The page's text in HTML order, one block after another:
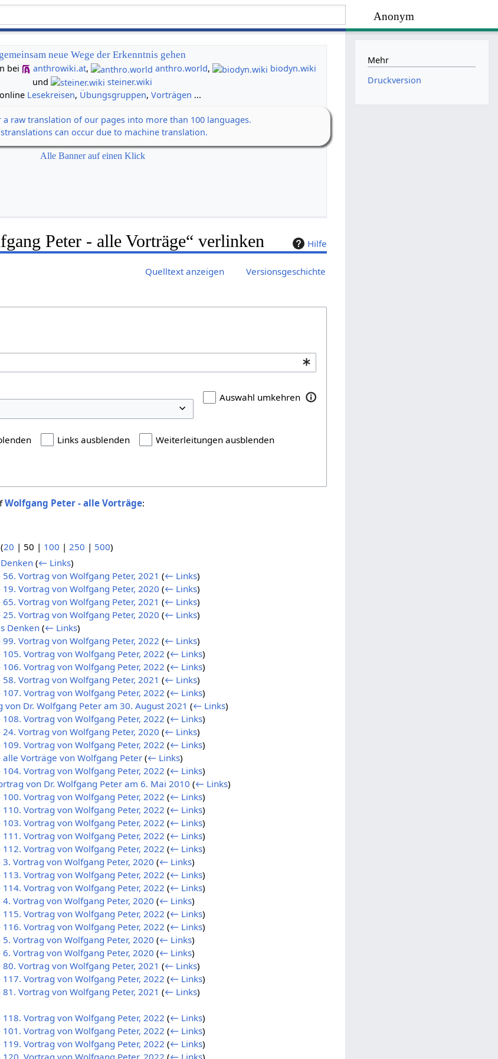
Anonym
gemeinsam neue Wege der Erkenntnis gehen
bei
anthrowiki.at, anthro.world,
biodyn.wiki
und
steiner.wiki
Lesekreisen, Übungsgruppen,Vorträgen ...
a raw translation of our pages into more than 100 languages.
can occur due to machine translation.
Alle Banner auf einen Klick
Hilfe
Peter - alle Vorträge“ verlinken
Quelltext anzeigen Versionsgeschichte
Auswahl umkehren
Links ausblenden Weiterleitungen ausblenden
Wolfgang Peter - alle Vorträge:
20 | 50 | 100 |250 | 500)
(← Links)
Vortrag von Wolfgang Peter, 2021 (← Links)
Vortrag von Wolfgang Peter, 2020 (← Links)
Vortrag von Wolfgang Peter, 2021 (← Links)
Vortrag von Wolfgang Peter, 2020 (← Links)
Denken (← Links)
Vortrag von Wolfgang Peter, 2022 (← Links)
Vortrag von Wolfgang Peter, 2022 (← Links)
Vortrag von Wolfgang Peter, 2022 (← Links)
Vortrag von Wolfgang Peter, 2021 (← Links)
Vortrag von Wolfgang Peter, 2022 (← Links)
Dr. Wolfgang Peter am 30. August 2021 (← Links)
Vortrag von Wolfgang Peter, 2022 (← Links)
Vortrag von Wolfgang Peter, 2020 (← Links)
Vortrag von Wolfgang Peter, 2022 (← Links)
alle Vorträge von Wolfgang Peter (← Links)
Vortrag von Wolfgang Peter, 2022 (← Links)
von Dr. Wolfgang Peter am 6. Mai 2010 (← Links)
Vortrag von Wolfgang Peter, 2022 (← Links)
Vortrag von Wolfgang Peter, 2022 (← Links)
Vortrag von Wolfgang Peter, 2022 (← Links)
Vortrag von Wolfgang Peter, 2022 (← Links)
Vortrag von Wolfgang Peter, 2022 (← Links)
Vortrag von Wolfgang Peter, 2020 (← Links)
Vortrag von Wolfgang Peter, 2022 (← Links)
Vortrag von Wolfgang Peter, 2022 (← Links)
Vortrag von Wolfgang Peter, 2020 (← Links)
Vortrag von Wolfgang Peter, 2022 (← Links)
Vortrag von Wolfgang Peter, 2022 (← Links)
Vortrag von Wolfgang Peter, 2020 (← Links)
Vortrag von Wolfgang Peter, 2020 (← Links)
Vortrag von Wolfgang Peter, 2021 (← Links)
Vortrag von Wolfgang Peter, 2022 (← Links)
Vortrag von Wolfgang Peter, 2021 (← Links)
Vortrag von Wolfgang Peter, 2022 (← Links)
Vortrag von Wolfgang Peter, 2022 (← Links)
Vortrag von Wolfgang Peter, 2022 (← Links)
Vortrag von Wolfgang Peter, 2022 (← Links)
Mehr
Druckversion